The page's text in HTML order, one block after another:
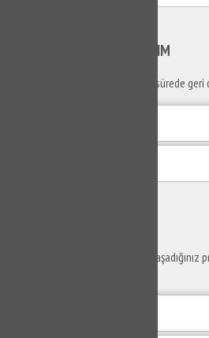
ARAYALIM
Telefon numaranızı bırakın en kısa sürede
Yaşam alanlarınız ve ofislerinizde